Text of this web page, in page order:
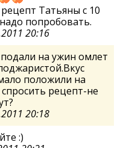
Татьяны с 10
попробовать.
20:16
на ужин омлет
положили на
рецепт-не
20:18
:)